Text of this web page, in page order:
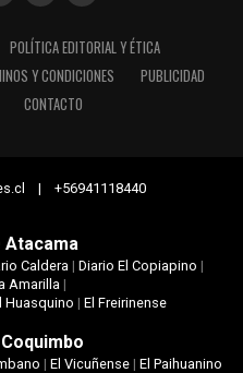
POLÍTICA EDITORIAL Y ÉTICA
Y CONDICIONES
PUBLICIDAD
CONTACTO
| +56941118440
Atacama
Caldera| Diario El Copiapino |
Amarilla|
Huasquino | El Freirinense
| El Vicuñense| El Paihuanino